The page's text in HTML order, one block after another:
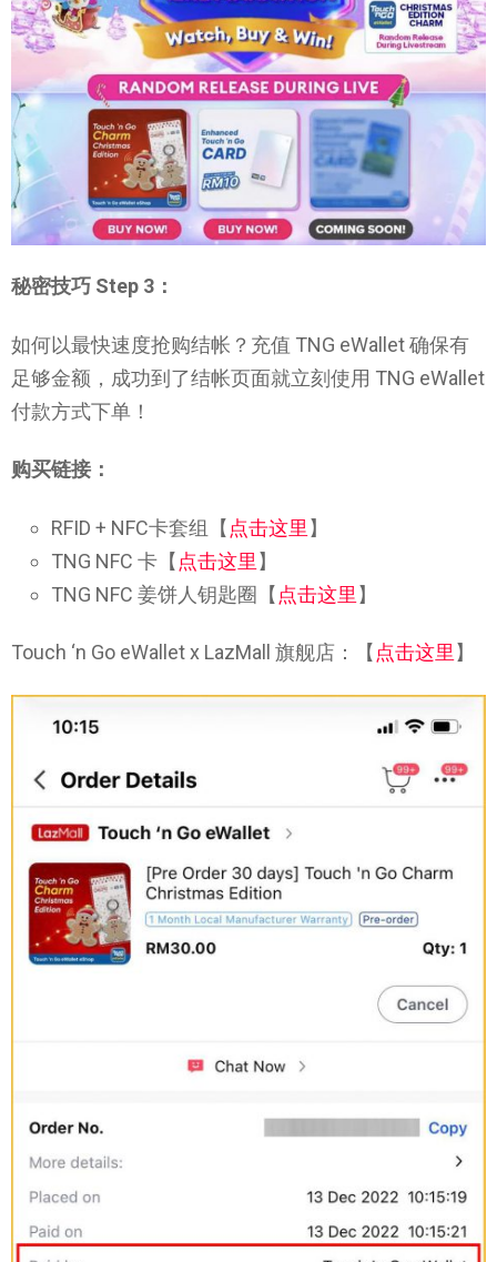
秘密技巧 Step 3：
如何以最快速度抢购结帐？充值 TNG eWallet 确保有
足够金额，成功到了结帐页面就立刻使用 TNG eWallet
付款方式下单！
购买链接：
RFID + NFC卡套组【点击这里】
TNG NFC 卡【点击这里】
TNG NFC 姜饼人钥匙圈【点击这里】
Touch ‘n Go eWallet x LazMall 旗舰店：【 点击这里 】